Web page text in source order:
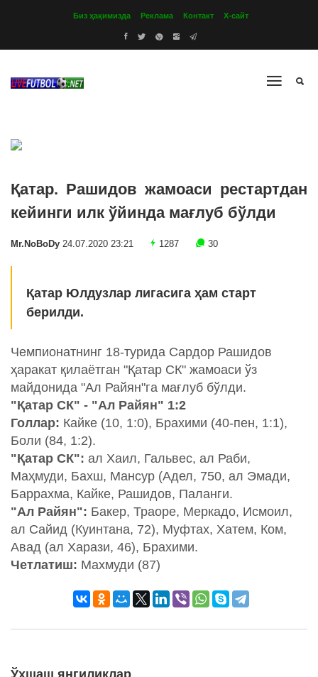
Биз ҳақимизда Реклама Контакт Х-сайт
Қатар. Рашидов жамоаси рестартдан
кейинги илк ўйинда мағлуб бўлди
Mr.NoBoDy 24.07.2020 23:21 1287 30
Қатар Юлдузлар лигасига ҳам старт
берилди.
Чемпионатнинг 18-турида Сардор Рашидов
ҳаракат қилаётган "Қатар СК" жамоаси ўз
майдонида "Ал Райян"га мағлуб бўлди.
"Қатар СК" - "Ал Райян" 1:2
Голлар: Кайке (10, 1:0), Брахими (40-пен, 1:1),
Боли (84, 1:2).
"Қатар СК": ал Хаил, Гальвес, ал Раби,
Маҳмуди, Бахш, Мансур (Адел, 750, ал Эмади,
Баррахма, Кайке, Рашидов, Паланги.
"Ал Райян": Бакер, Траоре, Меркадо, Исмоил,
ал Сайид (Куинтана, 72), Муфтах, Хатем, Ком,
Авад (ал Харази, 46), Брахими.
Четлатиш: Махмуди (87)